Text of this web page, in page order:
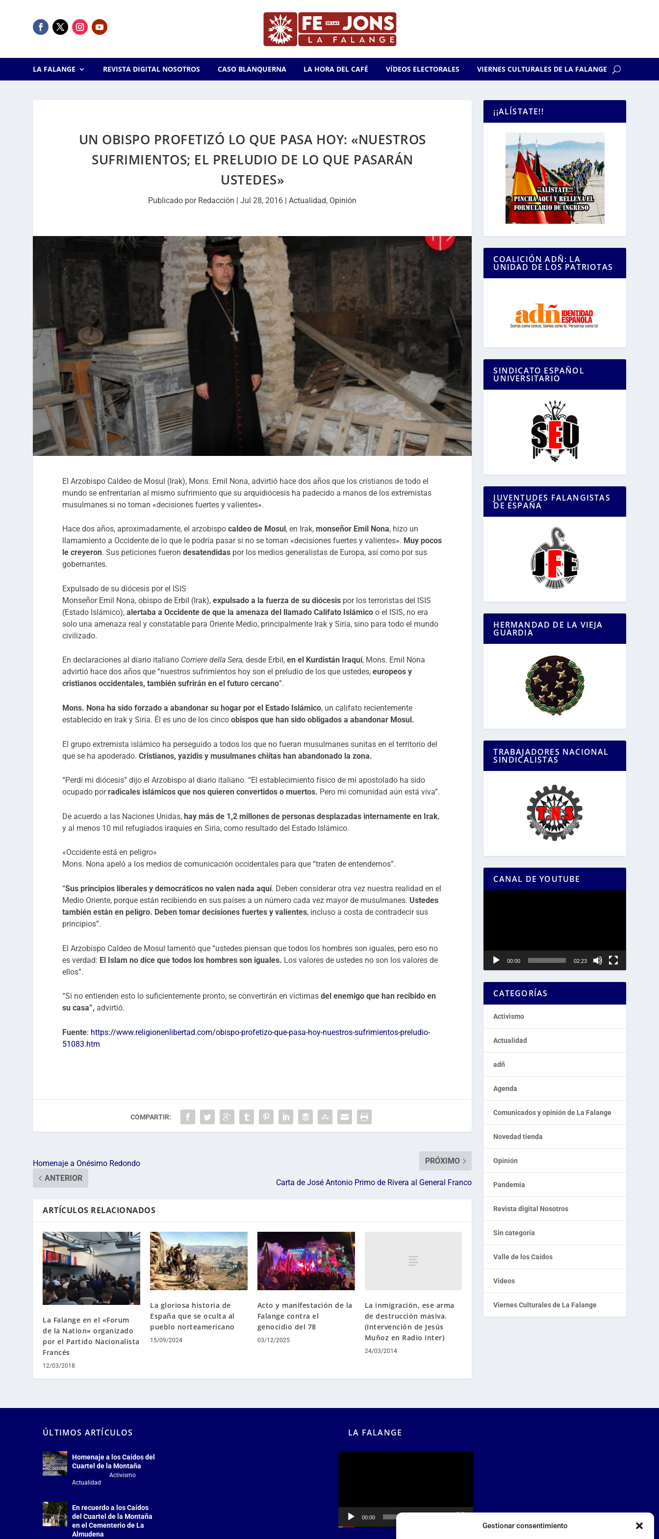
Gestionar consentimiento
LA FALANGE REVISTA DIGITAL NOSOTROS CASO BLANQUERNA LA HORA DEL CAFÉ VÍDEOS ELECTORALES VIERNES CULTURALES DE LA FALANGE
UN OBISPO PROFETIZÓ LO QUE PASA HOY: «NUESTROS
SUFRIMIENTOS; EL PRELUDIO DE LO QUE PASARÁN
USTEDES»
Publicado por Redacción |Jul 28, 2016 |Actualidad, Opinión
El Arzobispo Caldeo de Mosul (Irak), Mons. Emil Nona, advirtió hace dos años que los cristianos de todo el
mundo se enfrentarían al mismo sufrimiento que su arquidiócesis ha padecido a manos de los extremistas
musulmanes si no toman «decisiones fuertes y valientes».
Hace dos años, aproximadamente, el arzobispocaldeo de Mosul , en Irak,monseñor Emil Nona, hizo un
llamamiento a Occidente de lo que le podría pasar si no se toman «decisiones fuertes y valientes». Muy pocos
le creyeron. Sus peticiones fuerondesatendidas por los medios generalistas de Europa, así como por sus
gobernantes.
Expulsado de su diócesis por el ISIS
Monseñor Emil Nona, obispo de Erbil (Irak),expulsado a la fuerza de su diócesis por los terroristas del ISIS
(Estado Islámico),alertaba a Occidente de que la amenaza del llamado Califato Islámicoo el ISIS, no era
solo una amenaza real y constatable para Oriente Medio, principalmente Irak y Siria, sino para todo el mundo
civilizado.
En declaraciones al diario italiano Corriere della Sera,desde Erbil,en el Kurdistán Iraquí, Mons. Emil Nona
advirtió hace dos años que “nuestros sufrimientos hoy son el preludio de los que ustedes,europeos y
cristianos occidentales, también sufrirán en el futuro cercano”.
Mons. Nona ha sido forzado a abandonar su hogar por el Estado Islámico, un califato recientemente
establecido en Irak y Siria. Él es uno de los cincoobispos que han sido obligados a abandonar Mosul.
El grupo extremista islámico ha perseguido a todos los que no fueran musulmanes sunitas en el territorio del
que se ha apoderado.Cristianos, yazidis y musulmanes chiítas han abandonado la zona.
“Perdí mi diócesis” dijo el Arzobispo al diario italiano. “El establecimiento físico de mi apostolado ha sido
ocupado porradicales islámicos que nos quieren convertidos o muertos. Pero mi comunidad aún está viva”.
De acuerdo a las Naciones Unidas,hay más de 1,2 millones de personas desplazadas internamente en Irak,
y al menos 10 mil refugiados iraquíes en Siria, como resultado del Estado Islámico.
«Occidente está en peligro»
Mons. Nona apeló a los medios de comunicación occidentales para que “traten de entendernos”.
“Sus principios liberales y democráticos no valen nada aquí. Deben considerar otra vez nuestra realidad en el
Medio Oriente, porque están recibiendo en sus países a un número cada vez mayor de musulmanes. Ustedes
también están en peligro. Deben tomar decisiones fuertes y valientes, incluso a costa de contradecir sus
principios”.
El Arzobispo Caldeo de Mosul lamentó que “ustedes piensan que todos los hombres son iguales, pero eso no
es verdad: El Islam no dice que todos los hombres son iguales. Los valores de ustedes no son los valores de
ellos”.
“Si no entienden esto lo suficientemente pronto, se convertirán en víctimasdel enemigo que han recibido en
su casa”, advirtió.
Fuente: https://www.religionenlibertad.com/obispo-profetizo-que-pasa-hoy-nuestros-sufrimientos-preludio-
51083.htm
COMPARTIR:
Homenaje a Onésimo Redondo
ANTERIOR
PRÓXIMO
Carta de José Antonio Primo de Rivera al General Franco
ARTÍCULOS RELACIONADOS
La Falange en el «Forum
de la Nation» organizado
por el Partido Nacionalista
Francés
12/03/2018
La gloriosa historia de
España que se oculta al
pueblo norteamericano
15/09/2024
Acto y manifestación de la
Falange contra el
genocidio del 78
03/12/2025
La inmigración, ese arma
de destrucción masiva.
(Intervención de Jesús
Muñoz en Radio Inter)
24/03/2014
¡¡ALÍSTATE!!
COALICIÓN ADÑ: LA
UNIDAD DE LOS PATRIOTAS
SINDICATO ESPAÑOL
UNIVERSITARIO
JUVENTUDES FALANGISTAS
DE ESPAÑA
HERMANDAD DE LA VIEJA
GUARDIA
TRABAJADORES NACIONAL
SINDICALISTAS
CANAL DE YOUTUBE
00:00 02:23
CATEGORÍAS
Activismo
Actualidad
adñ
Agenda
Comunicados y opinión de La Falange
Novedad tienda
Opinión
Pandemia
Revista digital Nosotros
Sin categoría
Valle de los Caídos
Vídeos
Viernes Culturales de La Falange
ÚLTIMOS ARTÍCULOS
Homenaje a los Caídos del
Cuartel de la Montaña
Jul 18, 2026 |Activismo
Actualidad
En recuerdo a los Caídos
del Cuartel de la Montaña
en el Cementerio de La
Almudena
LA FALANGE
00:00